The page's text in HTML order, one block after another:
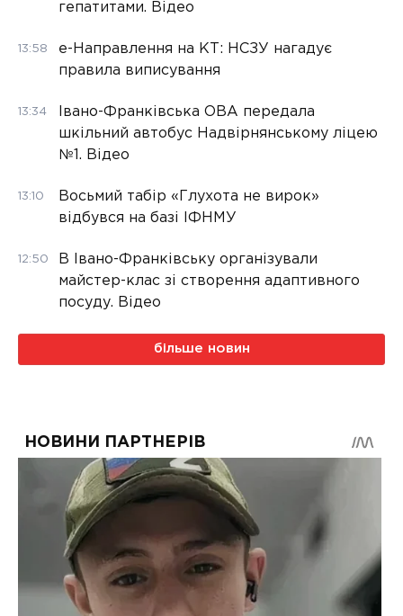
гепатитами. Відео
13:58
е-Направлення на КТ: НСЗУ нагадує
правила виписування
13:34
Івано-Франківська ОВА передала
шкільний автобус Надвірнянському ліцею
№1. Відео
13:10
Восьмий табір «Глухота не вирок»
відбувся на базі ІФНМУ
12:50
В Івано-Франківську організували
майстер-клас зі створення адаптивного
посуду. Відео
більше новин